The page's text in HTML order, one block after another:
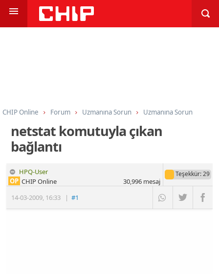
CHIP Online Forum Uzmanına Sorun Uzmanına Sorun
netstat komutuyla çıkan
bağlantı
HPQ-User
14-03-2009, 16:33 |#1
OP CHIP Online
Teşekkür: 29
30,996mesaj